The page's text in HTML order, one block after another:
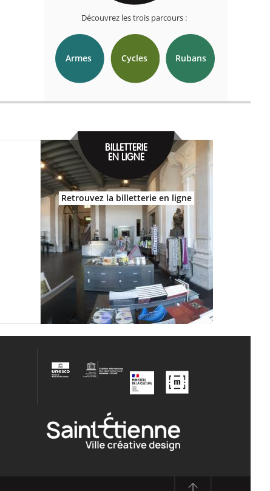
Découvrez les trois parcours :
Armes Cycles Rubans
BILLETTERIE
EN LIGNE
Retrouvez la billetterie en ligne